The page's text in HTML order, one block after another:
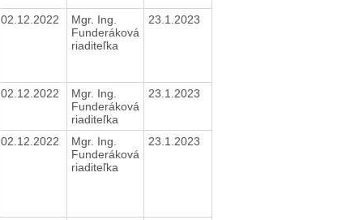
02.12.2022
Mgr. Ing.
Funderáková
riaditeľka
23.1.2023
02.12.2022
Mgr. Ing.
Funderáková
riaditeľka
23.1.2023
02.12.2022
Mgr. Ing.
Funderáková
riaditeľka
23.1.2023